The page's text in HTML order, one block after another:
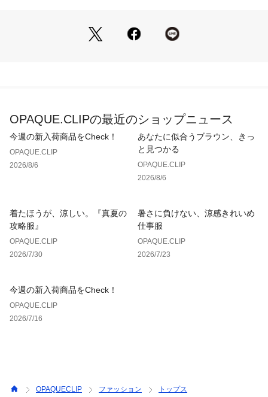
どを羽織って春から、一枚で夏まで活躍するアイテムです。
・細番手の糸を使用しており、表面感が美しく、きれいめのス
※照明の関係により、実際よりも色味が違って見える場合があ
ります。また、パソコン・スマートフォンなどの環境により、
若干製品と画像のカラーが異なる場合もございます。
OPAQUE.CLIPの最近のショップニュース
今週の新入荷商品をCheck！
OPAQUE.CLIP
2026/8/6
あなたに似合うブラウン、きっ
と見つかる
OPAQUE.CLIP
2026/8/6
着たほうが、涼しい。『真夏の
攻略服』
OPAQUE.CLIP
2026/7/30
暑さに負けない、涼感きれいめ
仕事服
OPAQUE.CLIP
2026/7/23
今週の新入荷商品をCheck！
OPAQUE.CLIP
2026/7/16
OPAQUECLIP ファッション
トップス